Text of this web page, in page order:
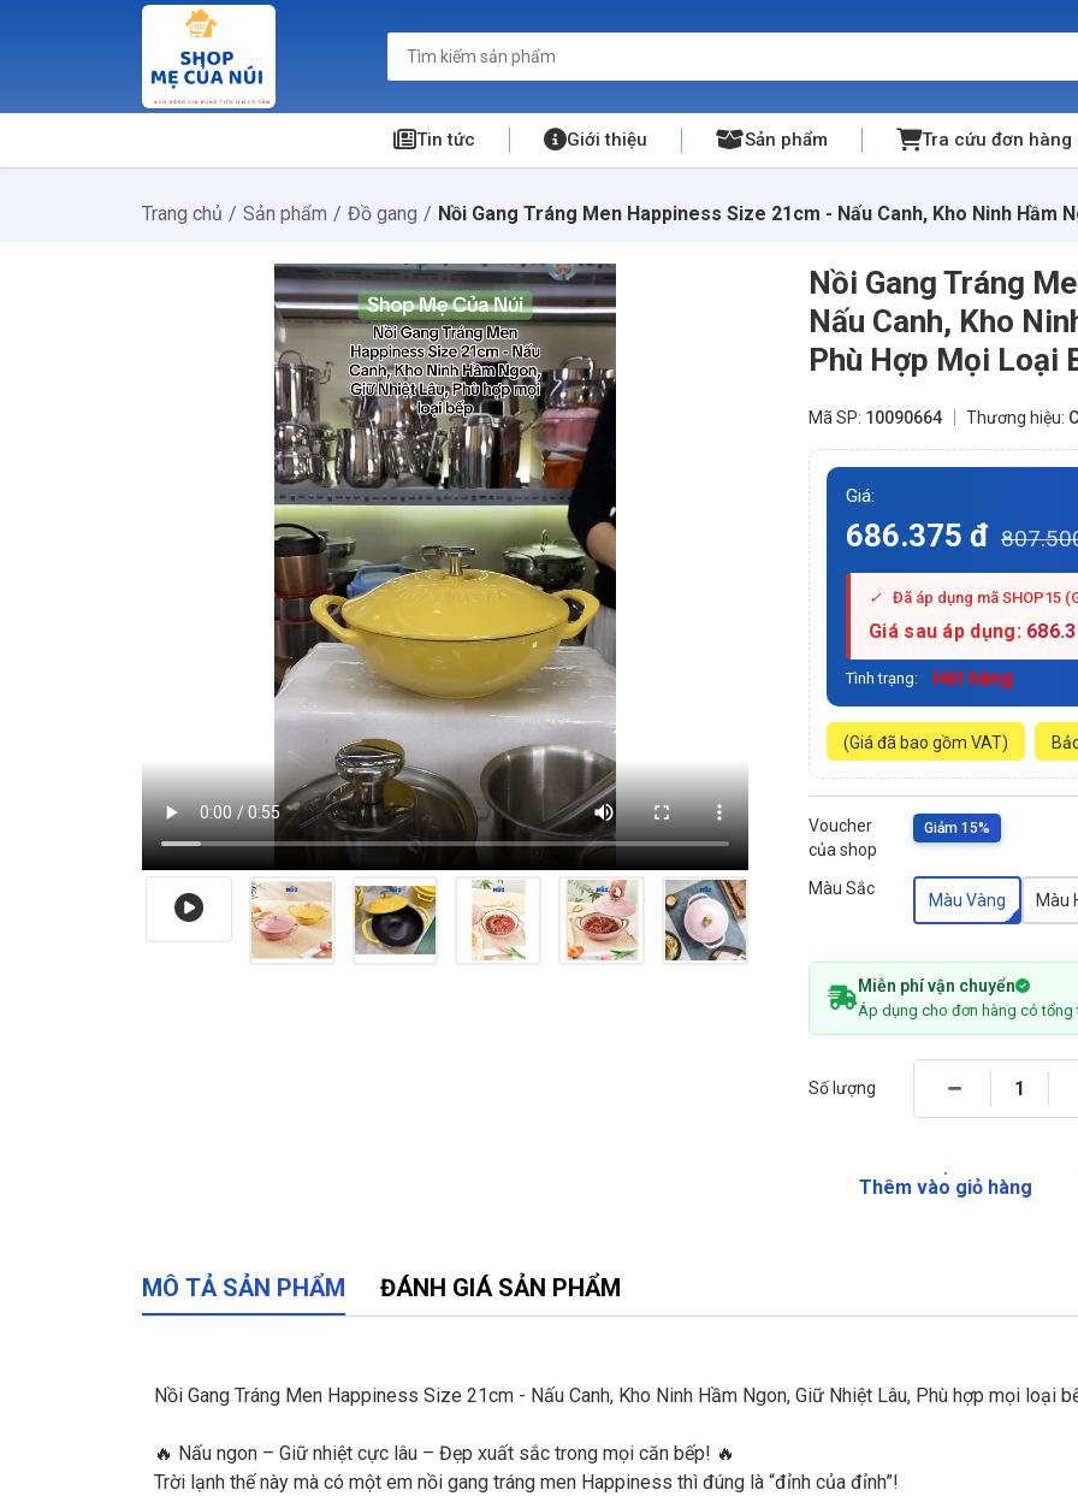
Tin tức Giới thiệu Sản phẩm Tra cứu đơn hàng
Trang chủ Sản phẩm Đồ gang Nồi Gang Tráng Men Happiness Size 21cm - Nấu Canh, Kho Ninh Hầm
Nồi Gang Tráng
Nấu Canh, Kho
Phù Hợp Mọi Loại
Mã SP: 10090664 Thương hiệu:
Giá:
686.375 đ
✓ Đã áp dụng mã SHOP15
Giá sau áp dụng:
Tình trạng: Hết hàng
(Giá đã bao gồm VAT)
Voucher
của shop
Giảm 15%
Màu Sắc
Màu Vàng Màu
Miễn phí vận chuyển
Áp dụng cho đơn hàng có tổng
Số lượng
Thêm vào giỏ hàng
MÔ TẢ SẢN PHẨM ĐÁNH GIÁ SẢN PHẨM
Nồi Gang Tráng Men Happiness Size 21cm - Nấu Canh, Kho Ninh Hầm Ngon, Giữ Nhiệt Lâu, Phù hợp mọi loại
🔥 Nấu ngon – Giữ nhiệt cực lâu – Đẹp xuất sắc trong mọi căn bếp! 🔥
Trời lạnh thế này mà có một em nồi gang tráng men Happiness thì đúng là “đỉnh của đỉnh”!